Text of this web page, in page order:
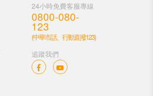
24小時免費客服專線
0800-080-
123
(中華市話、行動直撥123)
追蹤我們